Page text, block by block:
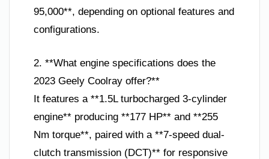
95,000**, depending on optional features and
configurations.
2. **What engine specifications does the
2023 Geely Coolray offer?**
It features a **1.5L turbocharged 3-cylinder
engine** producing **177 HP** and **255
Nm torque**, paired with a **7-speed dual-
clutch transmission (DCT)** for responsive